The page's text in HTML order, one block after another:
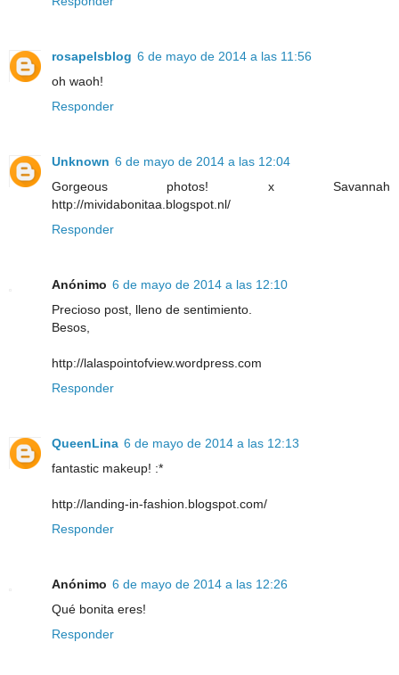
rosapelsblog 6 de mayo de 2014 a las 11:56
oh waoh!
Responder
Unknown 6 de mayo de 2014 a las 12:04
Gorgeous photos! x Savannah
http://mividabonitaa.blogspot.nl/
Responder
Anónimo 6 de mayo de 2014 a las 12:10
Precioso post, lleno de sentimiento.
Besos,
http://lalaspointofview.wordpress.com
Responder
QueenLina 6 de mayo de 2014 a las 12:13
fantastic makeup! :*
http://landing-in-fashion.blogspot.com/
Responder
Anónimo 6 de mayo de 2014 a las 12:26
Qué bonita eres!
Responder